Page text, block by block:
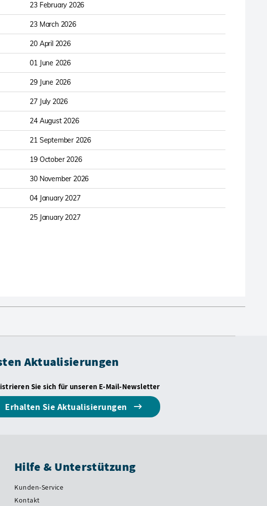
23 February 2026
23 March 2026
20 April 2026
01 June 2026
29 June 2026
27 July 2026
24 August 2026
21 September 2026
19 October 2026
30 November 2026
04 January 2027
25 January 2027
Aktualisierungen
Sie sich für unseren E-Mail-Newsletter
Erhalten Sie Aktualisierungen
Hilfe & Unterstützung
Kunden-Service
Kontakt